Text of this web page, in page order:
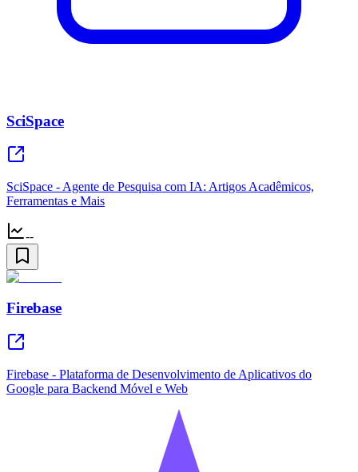
SciSpace
SciSpace - Agente de Pesquisa com IA: Artigos Acadêmicos,
Ferramentas e Mais
--
Firebase
Firebase - Plataforma de Desenvolvimento de Aplicativos do
Google para Backend Móvel e Web